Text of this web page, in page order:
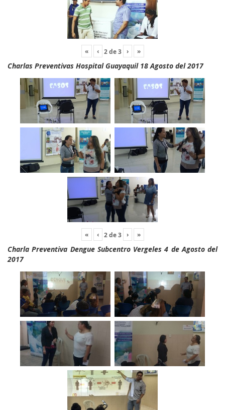
« ‹ 2de3 › »
Charlas Preventivas Hospital Guayaquil 18 Agosto del 2017
« ‹ 2de3 › »
Charla Preventiva Dengue Subcentro Vergeles 4 de Agosto del
2017